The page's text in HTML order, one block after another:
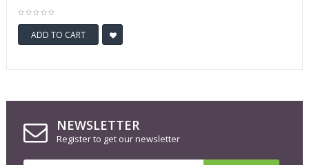
ADD TO CART
NEWSLETTER
Register to get our newsletter